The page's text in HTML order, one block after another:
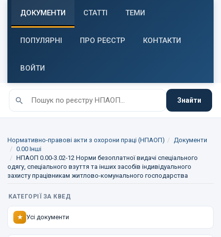
ДОКУМЕНТИ СТАТТІ ТЕМИ
ПОПУЛЯРНІ ПРО РЕЄСТР КОНТАКТИ
ВОЙТИ
Знайти
Нормативно-правові акти з охорони праці (НПАОП)
Документи
0.00 Інші
НПАОП 0.00-3.02-12 Норми безоплатної видачі спеціального
одягу, спеціального взуття та інших засобів індивідуального
захисту працівникам житлово-комунального господарства
КАТЕГОРІЇ ЗА КВЕД
★ Усі документи